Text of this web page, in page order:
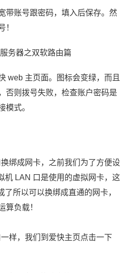
带账号跟密码，填入后保存。然
！
务器之双软路由篇
web 主页面。图标会变绿，而且
否则拨号失败，检查账户密码是
模式。
绑成网卡，之前我们为了方便设
机 LAN 口是使用的虚拟网卡，这
了所以可以换绑成直通的网卡，
算负载！
样，我们到爱快主页点击一下